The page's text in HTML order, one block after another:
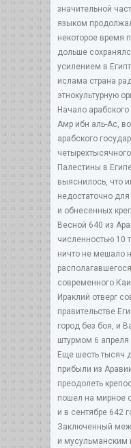
значительной
языком
некоторое время
дольше
усилением в
ислама страна
этнокультурную
Начало
Амр ибн аль-Ас,
арабского
Палестины в
выяснилось, что
недостаточно
и обнесенных
Весной 640 из
численностью 10
ничто не мешало
современного
Ираклий отверг
правительстве
город без боя, и
штурмом 6 апреля
Еще шесть тысяч
прибыли из
преодолеть
пошел на мирное
и в сентябре 642
Заключенный
и мусульманским